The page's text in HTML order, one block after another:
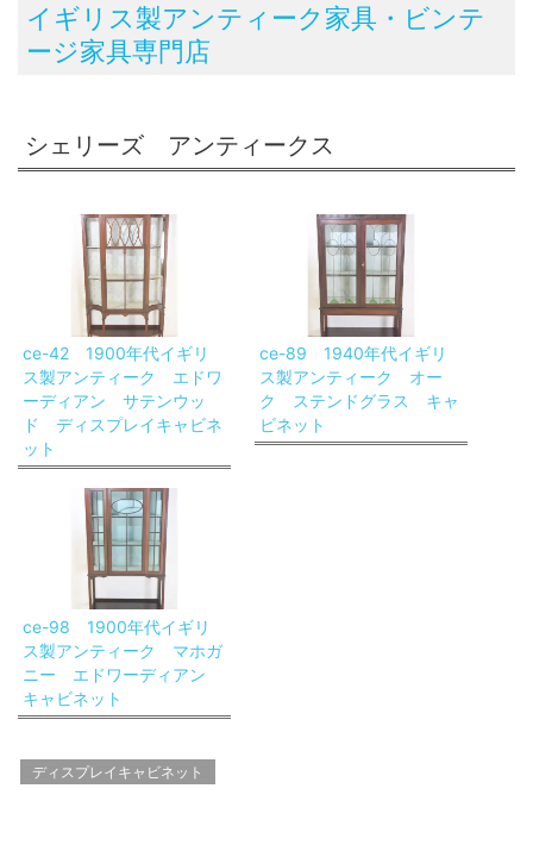
イギリス製アンティーク家具・ビンテ
ージ家具専門店
シェリーズ アンティークス
ce-42 1900年代イギリ
ス製アンティーク エドワ
ーディアン サテンウッ
ド ディスプレイキャビネ
ット
ce-89 1940年代イギリ
ス製アンティーク オー
ク ステンドグラス キャ
ビネット
ce-98 1900年代イギリ
ス製アンティーク マホガ
ニー エドワーディアン
キャビネット
ディスプレイキャビネット